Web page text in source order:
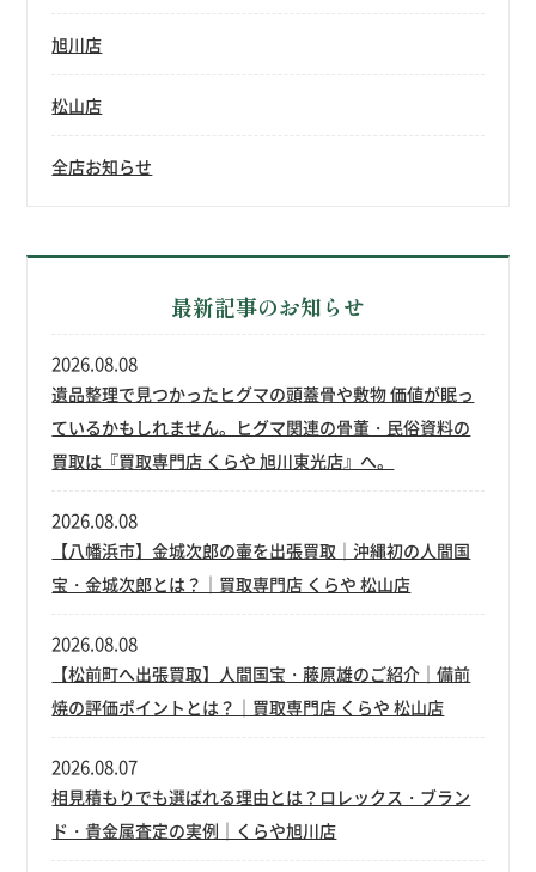
旭川店
松山店
全店お知らせ
最新記事のお知らせ
遺品整理で見つかったヒグマの頭蓋骨や敷物 価値が眠っ
ているかもしれません。ヒグマ関連の骨董・民俗資料の
買取は『買取専門店 くらや 旭川東光店』へ。
2026.08.08
【八幡浜市】金城次郎の壷を出張買取｜沖縄初の人間国
宝・金城次郎とは？｜買取専門店 くらや 松山店
2026.08.08
【松前町へ出張買取】人間国宝・藤原雄のご紹介｜備前
焼の評価ポイントとは？｜買取専門店 くらや 松山店
2026.08.08
相見積もりでも選ばれる理由とは？ロレックス・ブラン
ド・貴金属査定の実例｜くらや旭川店
2026.08.07